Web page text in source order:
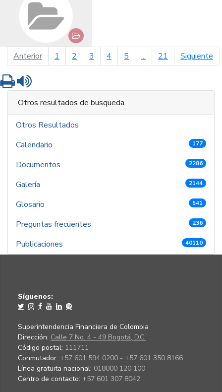
Anteriorpágina anterior
1 2 3 4 5 ... 21 Siguiente
Imprimir
Otros resultados de busqueda
Otros Resultados
Calendario
177
Documentos 2286
Galería 2144
Glosario 541
Preguntas frecuentes 236
Publicaciones 40110
Síguenos:
Superintendencia Financiera de Colombia
Dirección: Calle 7 No. 4 - 49 Bogotá, D.C.
Código postal: 111711
Conmutador: +57 601 594 0200 - +57 601 350 8166
Línea gratuita nacional: 018000 120 100
Centro de contacto: +57 601 307 8042